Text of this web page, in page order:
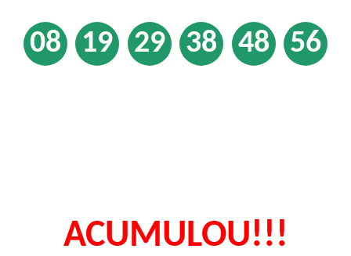
08 19 29 38 48 56
ACUMULOU!!!